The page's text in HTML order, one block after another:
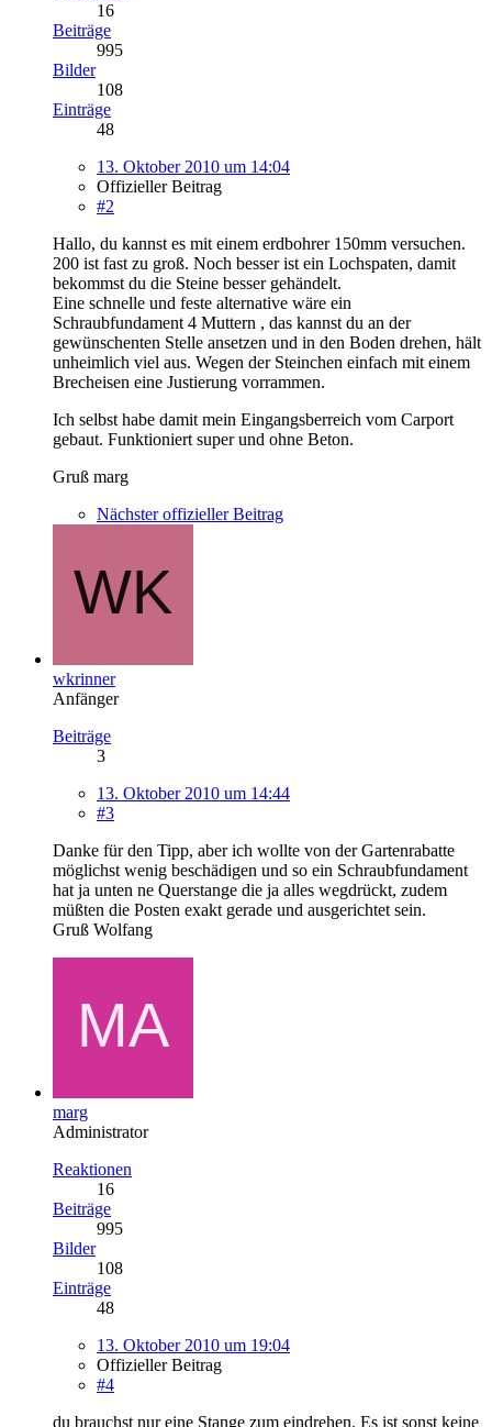
16
Beiträge
995
Bilder
108
Einträge
48
13. Oktober 2010 um 14:04
Offizieller Beitrag
#2
Hallo, du kannst es mit einem erdbohrer 150mm versuchen.
200 ist fast zu groß. Noch besser ist ein Lochspaten, damit
bekommst du die Steine besser gehändelt.
Eine schnelle und feste alternative wäre ein
Schraubfundament 4 Muttern , das kannst du an der
gewünschenten Stelle ansetzen und in den Boden drehen, hält
unheimlich viel aus. Wegen der Steinchen einfach mit einem
Brecheisen eine Justierung vorrammen.
Ich selbst habe damit mein Eingangsberreich vom Carport
gebaut. Funktioniert super und ohne Beton.
Gruß marg
Nächster offizieller Beitrag
wkrinner
Anfänger
Beiträge
3
13. Oktober 2010 um 14:44
#3
Danke für den Tipp, aber ich wollte von der Gartenrabatte
möglichst wenig beschädigen und so ein Schraubfundament
hat ja unten ne Querstange die ja alles wegdrückt, zudem
müßten die Posten exakt gerade und ausgerichtet sein.
Gruß Wolfang
marg
Administrator
Reaktionen
16
Beiträge
995
Bilder
108
Einträge
48
13. Oktober 2010 um 19:04
Offizieller Beitrag
#4
du brauchst nur eine Stange zum eindrehen. Es ist sonst keine